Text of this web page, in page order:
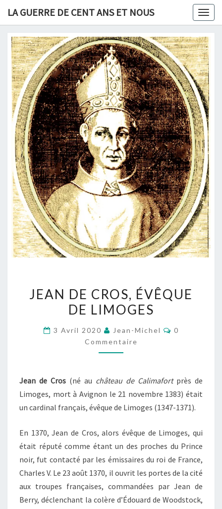
content
LA GUERRE DE CENT ANS ET NOUS
DE
CROS,
LIMOGES
JEAN DE CROS, ÉVÊQUE
DE LIMOGES
3 Avril 2020 Jean-Michel
0
Commentaire
Jean de Cros (né au château de Calimafortprès de
Limoges, mort à Avignon le 21 novembre 1383) était
un cardinal français, évêque de Limoges (1347-1371).
En 1370, Jean de Cros, alors évêque de Limoges, qui
était réputé comme étant un des proches du Prince
noir, fut contacté par les émissaires du roi de France,
Charles V. Le 23 août 1370, il ouvrit les portes de la cité
aux troupes françaises, commandées par Jean de
Berry, déclenchant la colère d’Édouard de Woodstock,